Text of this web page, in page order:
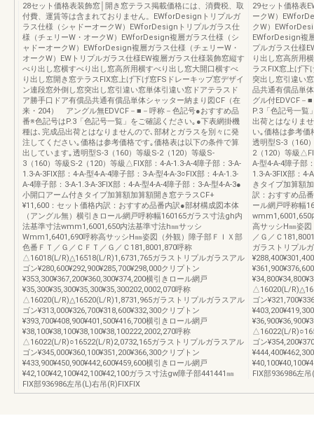
28セット価格表装飾窓│開き窓テラス掲載価格には、消費税、取
付費、運賃等は含まれておりません。EWforDesignトリプルガ
ラス仕様（シャドーオークW）EWforDesignトリプルガラス仕
様（チェリーW・オークW）EWforDesign複層ガラス仕様（シ
ャドーオークW）EWforDesign複層ガラス仕様（チェリーW・
オークW）EWトリプルガラス仕様EW複層ガラス仕様装飾窓縦す
べり出し窓横すべり出し窓高所用横すべり出し窓大開口横すべ
り出し窓開き窓テラスFIX窓上げ下げ窓FSドレーキップ窓デザイ
ン連段窓外倒し窓突出し窓引違い窓単体引違い窓ドアテラスド
ア勝手口ドア有償品共通有償品単体シャッター納まり図CF（在
来・204） アングル無EDVCF－■－呼称－色記号●おすすめ品
番※色記号はP.3「色記号一覧」をご確認ください｡●下表網掛機
種は､完成品出荷とはなりませんので､部材とガラスを別々に発
注してください｡価格は参考価格です｡価格表は以下の条件で算
出しています｡透明型S-3（160）等級S-2（120）等級S-
3（160）等級S-2（120）等級△FIX部：4-A-1.3-A-4障子部：3-A-
1.3-A-3FIX部：4-A-型4-A-4障子部：3-A-型4-A-3○FIX部：4-A-1.3-
A-4障子部：3-A-1.3-A-3FIX部：4-A-型4-A-4障子部：3-A-型4-A-3●
小開口アーム付きタイプ加算額加算額開き窓テラスCF+
¥11,600：セット価格内訳：おすすめ品番内訳●部材構成図本体
（アングル無）横引きロール網戸呼称幅160165ガラス寸法gh内
法基準寸法wmm1,6001,650内法基準寸法h㎜サッシ
Wmm1,6401,690呼称高サッシH㎜姿図（外観）障子部ＦＩＸ部
色番ＦＴ／Ｇ／ＣＦＴ／Ｇ／Ｃ181,8001,870呼称
△16018(L/R)△16518(L/R)1,6731,765ガラストリプルガラスアル
ゴン¥280,600¥292,900¥285,700¥298,000クリプトン
¥353,300¥367,200¥360,300¥374,200横引きロール網戸
¥35,300¥35,300¥35,300¥35,300202,0002,070呼称
△16020(L/R)△16520(L/R)1,8731,965ガラストリプルガラスアル
ゴン¥313,000¥326,700¥318,600¥332,300クリプトン
¥393,700¥408,900¥401,500¥416,700横引きロール網戸
¥38,100¥38,100¥38,100¥38,100222,2002,270呼称
△16022(L/R)○16522(L/R)2,0732,165ガラストリプルガラスアル
ゴン¥345,000¥360,100¥351,200¥366,300クリプトン
¥433,900¥450,900¥442,600¥459,600横引きロール網戸
¥42,100¥42,100¥42,100¥42,100ガラス寸法gw障子部441441㎜
FIX部936986左吊(L)右吊(R)FIXFIX
29セット価格表
ークW）
クW）
EWforDesign複
プルガラス仕様
り出し窓高所用
ラスFIX窓上げ下
突出し窓引違い
品共通有償品単
グル付EDVCF－
P.3「色記号一覧
出荷とはなりま
い｡価格は参考価
透明型S-3（160
2（120）等級
A-型4-A-4障子部
1.3-A-3FIX部：4-
きタイプ加算額
訳：おすすめ品
ール網戸呼称幅
wmm1,6001,650
高サッシH㎜姿
／Ｇ／Ｃ
ガラストリプル
△16020(L/
ゴン
△16022(L/
ゴン
FIX部936986左